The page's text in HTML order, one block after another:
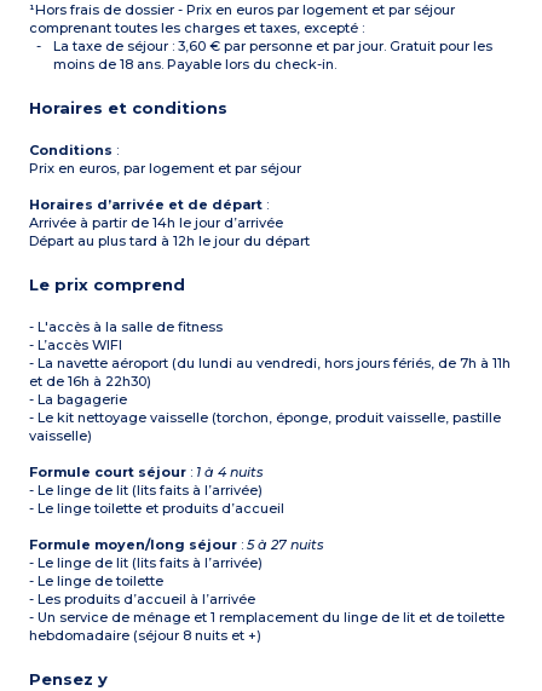
¹Hors frais de dossier - Prix en euros par logement et par séjour
comprenant toutes les charges et taxes, excepté :
La taxe de séjour : 3,60 € par personne et par jour. Gratuit pour les
moins de 18 ans. Payable lors du check-in.
Horaires et conditions
Conditions :
Prix en euros, par logement et par séjour
Horaires d’arrivée et de départ :
Arrivée à partir de 14h le jour d’arrivée
Départ au plus tard à 12h le jour du départ
Le prix comprend
- L'accès à la salle de fitness
- L’accès WIFI
- La navette aéroport (du lundi au vendredi, hors jours fériés, de 7h à 11h
et de 16h à 22h30)
- La bagagerie
- Le kit nettoyage vaisselle (torchon, éponge, produit vaisselle, pastille
vaisselle)
Formule court séjour : 1 à 4 nuits
- Le linge de lit (lits faits à l’arrivée)
- Le linge toilette et produits d’accueil
Formule moyen/long séjour :5 à 27 nuits
- Le linge de lit (lits faits à l’arrivée)
- Le linge de toilette
- Les produits d’accueil à l’arrivée
- Un service de ménage et 1 remplacement du linge de lit et de toilette
hebdomadaire (séjour 8 nuits et +)
Pensez y